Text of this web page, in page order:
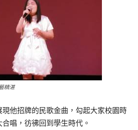
精湛
他招牌的民歌金曲，勾起大家校園時
唱，彷彿回到學生時代。